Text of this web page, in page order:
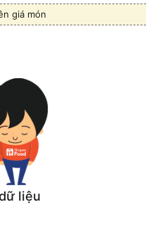
giá món
liệu